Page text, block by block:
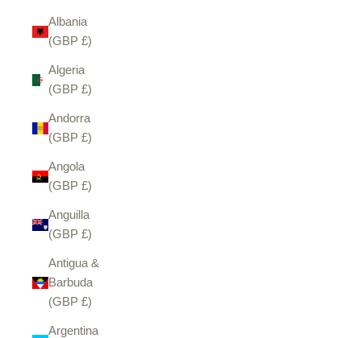
Albania
(GBP £)
Algeria
(GBP £)
Andorra
(GBP £)
Angola
(GBP £)
Anguilla
(GBP £)
Antigua &
Barbuda
(GBP £)
Argentina